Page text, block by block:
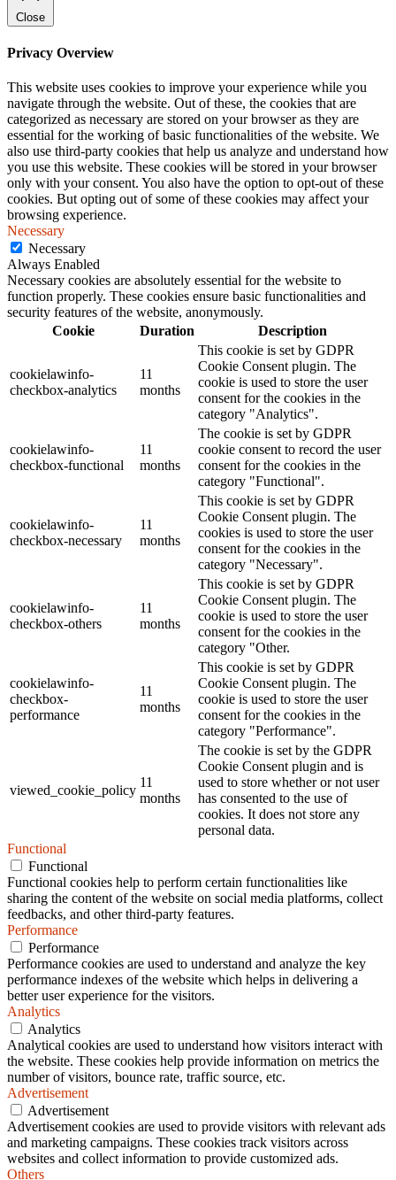
Close
Privacy Overview
This website uses cookies to improve your experience while you
navigate through the website. Out of these, the cookies that are
categorized as necessary are stored on your browser as they are
essential for the working of basic functionalities of the website. We
also use third-party cookies that help us analyze and understand how
you use this website. These cookies will be stored in your browser
only with your consent. You also have the option to opt-out of these
cookies. But opting out of some of these cookies may affect your
browsing experience.
Necessary
Necessary
Always Enabled
Necessary cookies are absolutely essential for the website to
function properly. These cookies ensure basic functionalities and
security features of the website, anonymously.
Cookie
Duration Description
cookielawinfo-
checkbox-analytics
11
months
This cookie is set by GDPR
Cookie Consent plugin. The
cookie is used to store the user
consent for the cookies in the
category "Analytics".
cookielawinfo-
checkbox-functional
11
months
The cookie is set by GDPR
cookie consent to record the user
consent for the cookies in the
category "Functional".
cookielawinfo-
checkbox-necessary
11
months
This cookie is set by GDPR
Cookie Consent plugin. The
cookies is used to store the user
consent for the cookies in the
category "Necessary".
cookielawinfo-
checkbox-others
11
months
This cookie is set by GDPR
Cookie Consent plugin. The
cookie is used to store the user
consent for the cookies in the
category "Other.
cookielawinfo-
checkbox-
performance
11
months
This cookie is set by GDPR
Cookie Consent plugin. The
cookie is used to store the user
consent for the cookies in the
category "Performance".
viewed_cookie_policy
11
months
The cookie is set by the GDPR
Cookie Consent plugin and is
used to store whether or not user
has consented to the use of
cookies. It does not store any
personal data.
Functional
Functional
Functional cookies help to perform certain functionalities like
sharing the content of the website on social media platforms, collect
feedbacks, and other third-party features.
Performance
Performance
Performance cookies are used to understand and analyze the key
performance indexes of the website which helps in delivering a
better user experience for the visitors.
Analytics
Analytics
Analytical cookies are used to understand how visitors interact with
the website. These cookies help provide information on metrics the
number of visitors, bounce rate, traffic source, etc.
Advertisement
Advertisement
Advertisement cookies are used to provide visitors with relevant ads
and marketing campaigns. These cookies track visitors across
websites and collect information to provide customized ads.
Others